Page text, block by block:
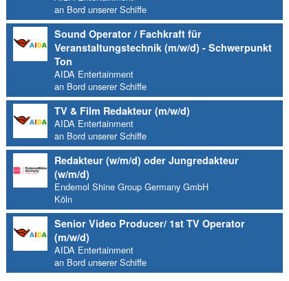
an Bord unserer Schiffe
Sound Operator / Fachkraft für
Veranstaltungstechnik (m/w/d) - Schwerpunkt
Ton
AIDA Entertainment
an Bord unserer Schiffe
TV & Film Redakteur (m/w/d)
AIDA Entertainment
an Bord unserer Schiffe
Redakteur (w/m/d) oder Jungredakteur
(w/m/d)
Endemol Shine Group Germany GmbH
Köln
Senior Video Producer/ 1st TV Operator
(m/w/d)
AIDA Entertainment
an Bord unserer Schiffe